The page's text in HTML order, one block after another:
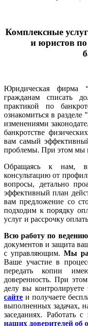
Комплексные
и юристов
Юридическая фирма
гражданам списать
практикой по
ознакомиться в разделе "
изменениями
банкротстве
вам самый
проблемы. При этом мы
Обращаясь к нам,
консультацию от
вопросы, детально
эффективный план
вам предложение со
подходим к порядку
услуг и рассрочку
Всю работу по
документов и защита
с управляющим. Мы
Ваше участие в
передать копии
доверенность. При
делу вы контролируете
сайте и получаете
выполненных задачах,
заседаниях. Работать
наших доверителей об